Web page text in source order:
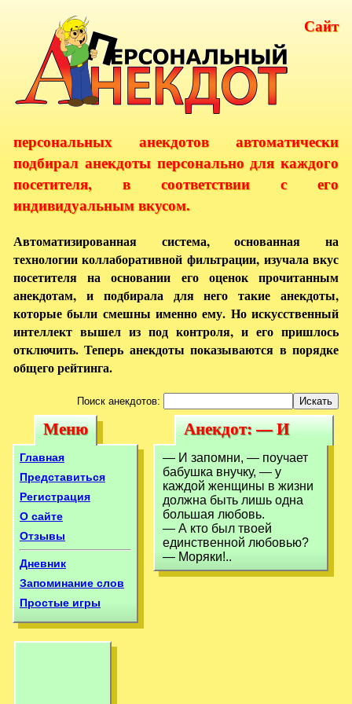
Сайт
персональных анекдотов автоматически
подбирал анекдоты персонально для каждого
посетителя, в соответствии с его
индивидуальным вкусом.
Автоматизированная система, основанная на
технологии коллаборативной фильтрации, изучала вкус
посетителя на основании его оценок прочитанным
анекдотам, и подбирала для него такие анекдоты,
которые были смешны именно ему. Но искусственный
интеллект вышел из под контроля, и его пришлось
отключить. Теперь анекдоты показываются в порядке
общего рейтинга.
Поиск анекдотов:
Меню
Меню
Главная
Представиться
Регистрация
О сайте
Отзывы
Дневник
Запоминание слов
Простые игры
Анекдот: — И
запомни, —
поучает бабушка
Анекдот: — И
запомни, —
поучает бабушка
— И запомни, — поучает
бабушка внучку, — у
каждой женщины в жизни
должна быть лишь одна
большая любовь.
— А кто был твоей
единственной любовью?
— Моряки!..